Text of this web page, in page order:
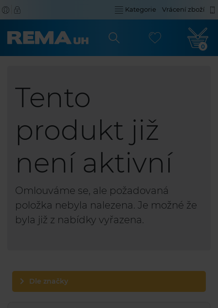
Kategorie Vrácení zboží
0
Tento
produkt již
není aktivní
Omlouváme se, ale požadovaná
položka nebyla nalezena. Je možné že
byla již z nabídky vyřazena.
Dle značky